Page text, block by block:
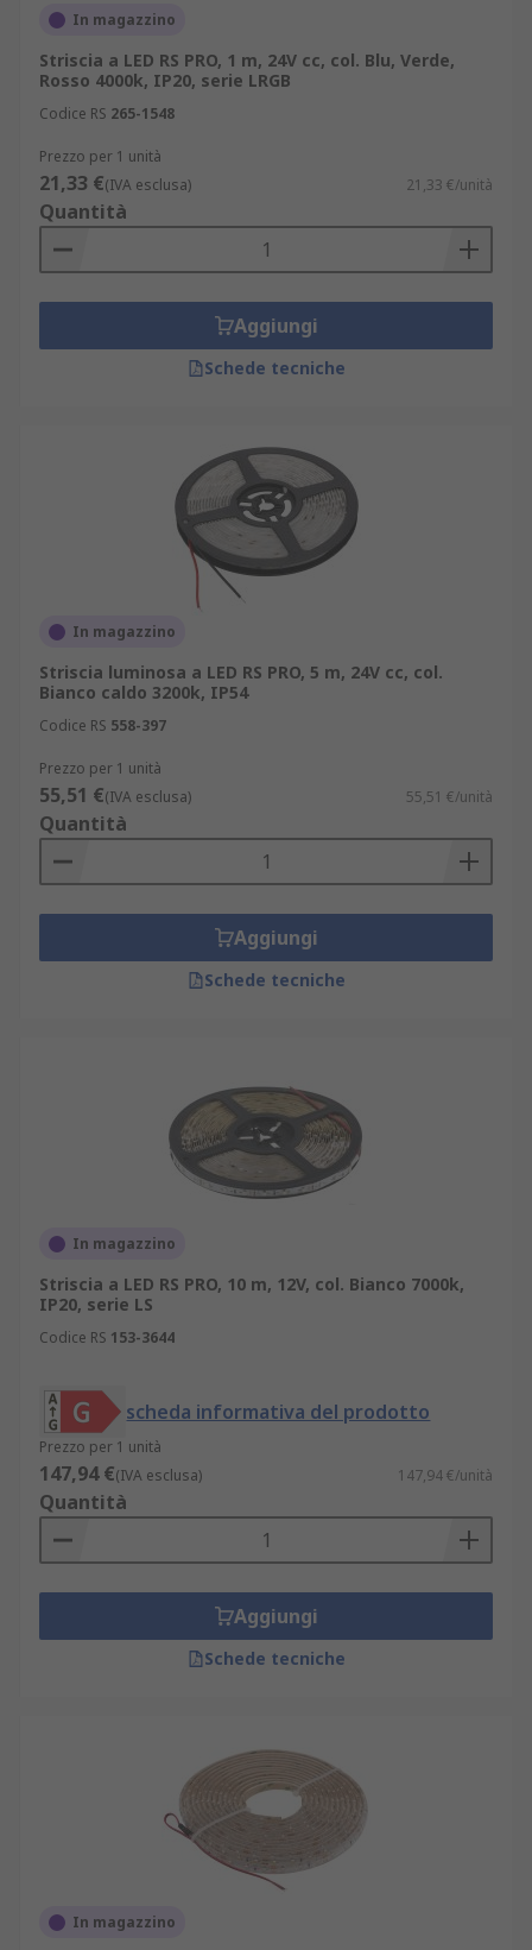
In magazzino
Striscia a LED RS PRO, 1 m, 24V cc, col. Blu, Verde,
Rosso 4000k, IP20, serie LRGB
Codice RS 265-1548
Prezzo per 1 unità
21,33 €(IVA esclusa) 21,33 €/unità
Quantità
Aggiungi
Schede tecniche
In magazzino
Striscia luminosa a LED RS PRO, 5 m, 24V cc, col.
Bianco caldo 3200k, IP54
Codice RS 558-397
Prezzo per 1 unità
55,51 €(IVA esclusa) 55,51 €/unità
Quantità
Aggiungi
Schede tecniche
In magazzino
Striscia a LED RS PRO, 10 m, 12V, col. Bianco 7000k,
IP20, serie LS
Codice RS 153-3644
scheda informativa del prodotto
Prezzo per 1 unità
147,94 €(IVA esclusa) 147,94 €/unità
Quantità
Aggiungi
Schede tecniche
In magazzino